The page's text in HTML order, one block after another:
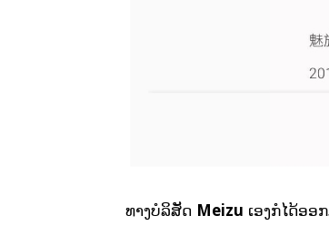
ທາງບໍລິສັດ Meizu ເອງກໍໄດ້ອອ